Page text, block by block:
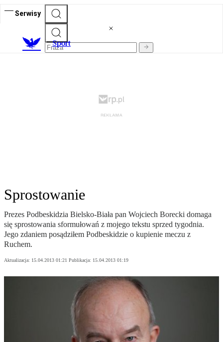
Serwisy
Sport
Sprostowanie
Prezes Podbeskidzia Bielsko-Biała pan Wojciech Borecki domaga
się sprostowania sformułowań z mojego tekstu sprzed tygodnia.
Jego zdaniem posądziłem Podbeskidzie o kupienie meczu z
Ruchem.
Aktualizacja: 15.04.2013 01:21 Publikacja: 15.04.2013 01:19